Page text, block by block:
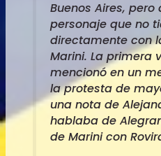
Buenos Aires,
personaje que no
directamente con
Marini. La primera
mencionó en un
la protesta de
una nota de
hablaba de
de Marini con